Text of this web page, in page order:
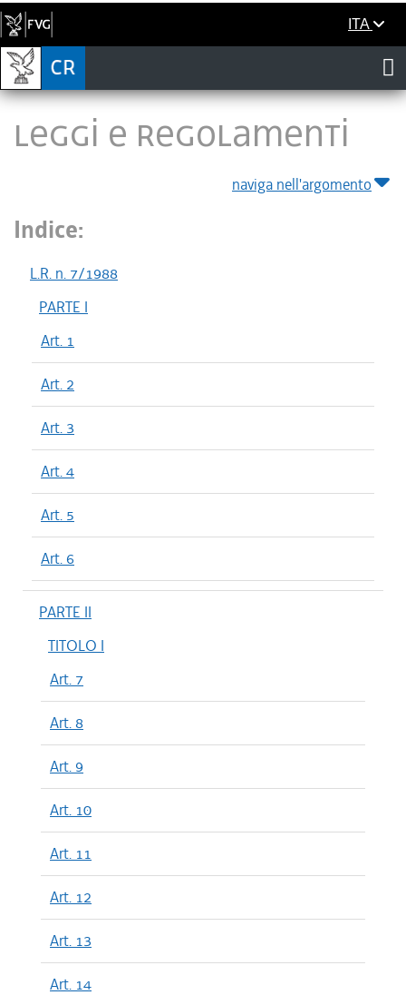
ITA
LEGGI E REGOLAMENTI
naviga nell'argomento
Indice:
L.R. n. 7/1988
PARTE I
Art. 1
Art. 2
Art. 3
Art. 4
Art. 5
Art. 6
PARTE II
TITOLO I
Art. 7
Art. 8
Art. 9
Art. 10
Art. 11
Art. 12
Art. 13
Art. 14